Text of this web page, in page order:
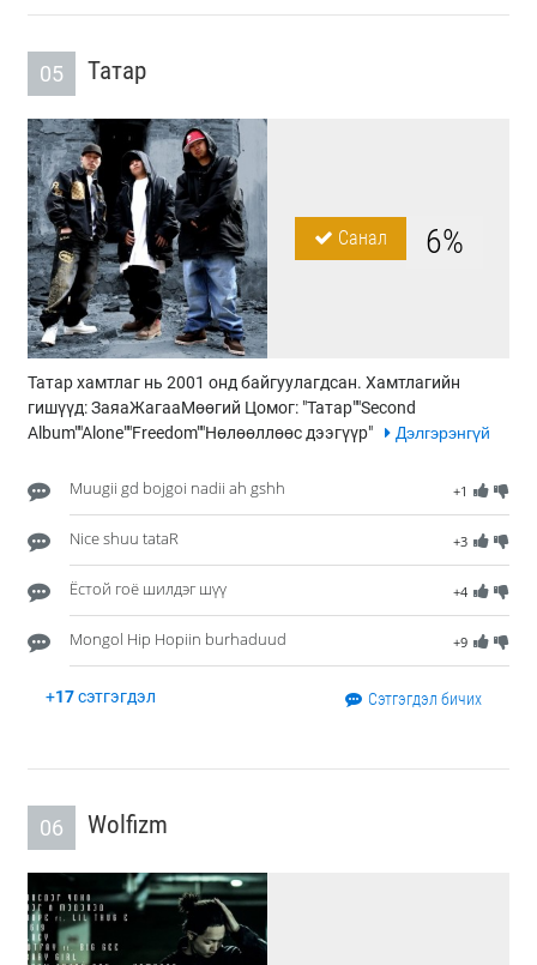
05 Татар
Санал 6%
Татар хамтлаг нь 2001 онд байгуулагдсан. Хамтлагийн
гишүүд: ЗаяаЖагааМөөгий Цомог: "Татар""Second
Album""Alone""Freedom""Нөлөөллөөс дээгүүр"
Дэлгэрэнгүй
+1
Muugii gd bojgoi nadii ah gshh
+3
Nice shuu tataR
+4
Ёстой гоё шилдэг шүү
+9
Mongol Hip Hopiin burhaduud
+17сэтгэгдэл Сэтгэгдэл бичих
06 Wolfizm